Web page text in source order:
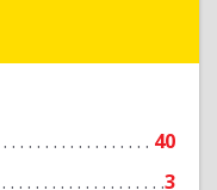
40
3